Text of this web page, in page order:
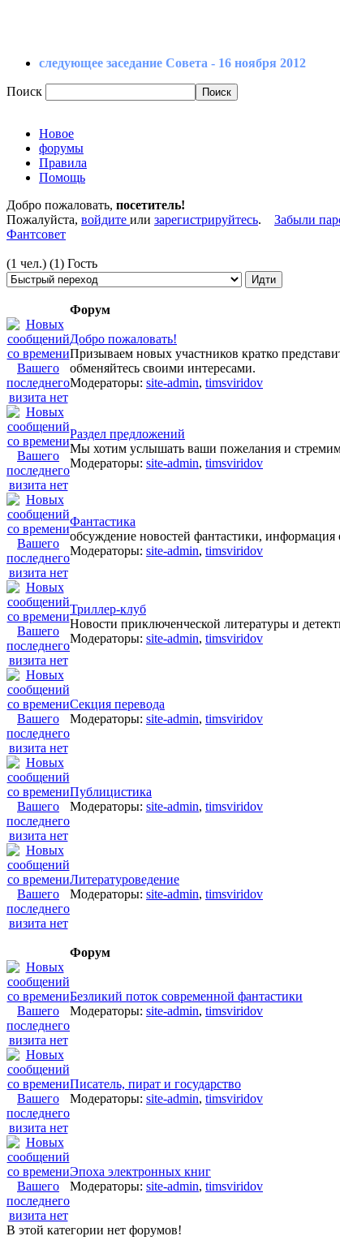
следующее заседание Совета - 16 ноября 2012
Поиск
Новое
форумы
Правила
Помощь
Добро пожаловать, посетитель!
Пожалуйста, войдите или зарегистрируйтесь. Забыли
Фантсовет
(1 чел.) (1) Гость
Форум
Добро пожаловать!
Призываем новых участников кратко
обменяйтесь своими интересами.
Модераторы: site-admin, timsviridov
Раздел предложений
Мы хотим услышать ваши пожелания и
Модераторы: site-admin, timsviridov
Фантастика
обсуждение новостей фантастики,
Модераторы: site-admin, timsviridov
Триллер-клуб
Новости приключенческой литературы и
Модераторы: site-admin, timsviridov
Секция перевода
Модераторы: site-admin, timsviridov
Публицистика
Модераторы: site-admin, timsviridov
Литературоведение
Модераторы: site-admin, timsviridov
Форум
Безликий поток современной фантастики
Модераторы: site-admin, timsviridov
Писатель, пират и государство
Модераторы: site-admin, timsviridov
Эпоха электронных книг
Модераторы: site-admin, timsviridov
В этой категории нет форумов!